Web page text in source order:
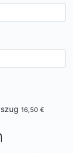
16,50 €